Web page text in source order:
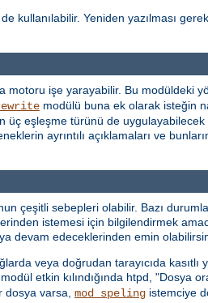
kullanılabilir. Yeniden yazılması
motoru işe yarayabilir. Bu modüldeki
modülü buna ek olarak isteğin
üç eşleşme türünü de
ayrıntılı açıklamaları ve
çeşitli sebepleri olabilir. Bazı
istemesi için bilgilendirmek
devam edeceklerinden emin
veya doğrudan tarayıcıda kasıtlı
etkin kılındığında htpd, "Dosya
dosya varsa, mod_speling istemciye